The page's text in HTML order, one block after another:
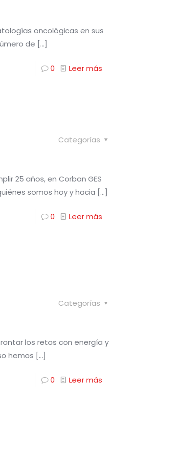
oncológicas en sus
de […]
0 Leer más
Categorías
25 años, en Corban GES
somos hoy y hacia […]
0 Leer más
Categorías
los retos con energía y
hemos […]
0 Leer más